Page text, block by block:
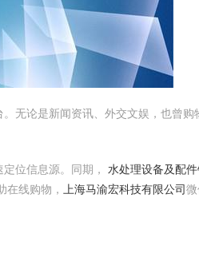
无论是新闻资讯、外交文娱，也曾
定位信息源。同期， 水处理设备及配
在线购物， 上海马渝宏科技有限公司